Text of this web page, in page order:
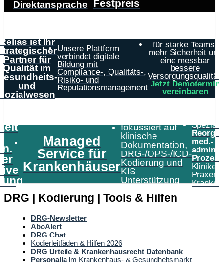
Direktansprache
Festpreis
ist Ihr
Partner für
Qualität im
und
Unsere Plattform
verbindet digitale
Bildung mit
Compliance-, Qualitäts-,
Risiko- und
Reputationsmanagement
für starke Teams,
mehr Sicherheit
eine messbar
bessere
Jetzt
vereinbaren
Managed
Service für
Krankenhäuser
fokussiert auf
klinische
Dokumentation,
DRG-/OPS-/ICD-
Kodierung und
KIS-
Unterstützung
med.-
DRG | Kodierung | Tools & Hilfen
DRG-Newsletter
AboAlert
DRG Chat
Kodierleitfäden & Hilfen 2026
DRG Urteile & Krankenhausrecht Datenbank
Personaliaim Krankenhaus- & Gesundheitsmarkt